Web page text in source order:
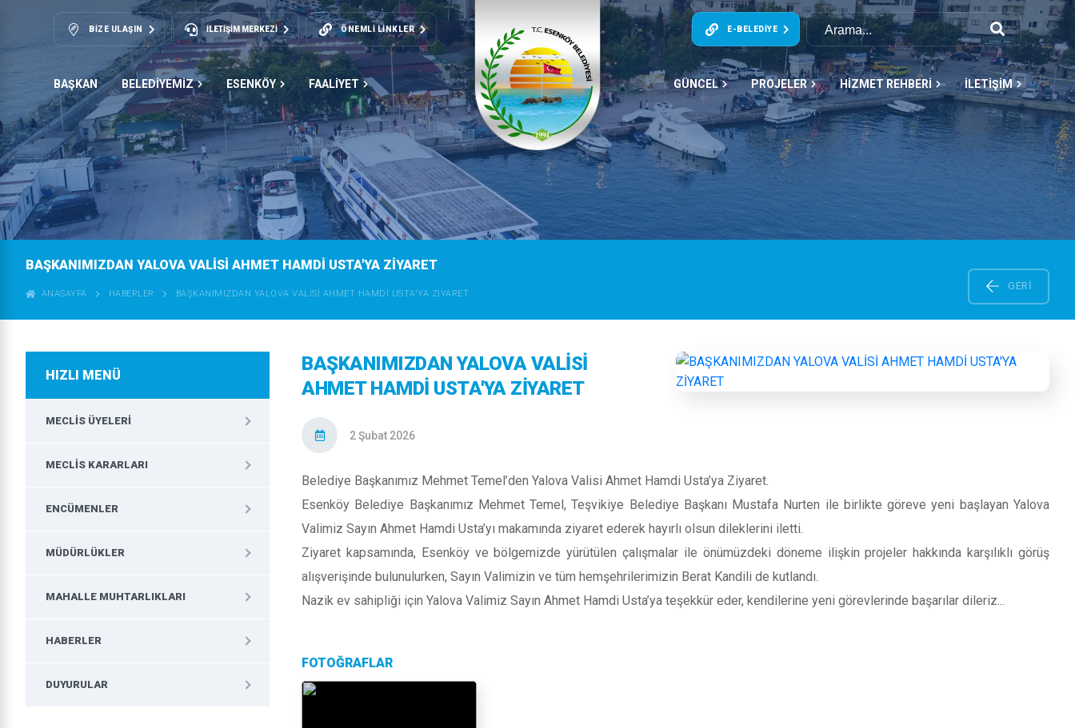
BIZE ULAŞIN İLETİŞİM MERKEZİ ÖNEMLI LINKLER E-BELEDIYE
BAŞKAN BELEDİYEMİZ ESENKÖY FAALİYET GÜNCEL PROJELER HİZMET REHBERİ İLETİŞİM
BAŞKANIMIZDAN YALOVA VALİSİ AHMET HAMDİ USTA'YA ZİYARET
ANASAYFA HABERLER BAŞKANIMIZDAN YALOVA VALİSİ AHMET HAMDİ USTA'YA ZİYARET
GERI
BAŞKANIMIZDAN YALOVA VALİSİ
AHMET HAMDİ USTA'YA ZİYARET
2 Şubat 2026
Belediye Başkanımız Mehmet Temel’den Yalova Valisi Ahmet Hamdi Usta’ya Ziyaret.
Esenköy Belediye Başkanımız Mehmet Temel, Teşvikiye Belediye Başkanı Mustafa Nurten ile birlikte göreve yeni başlayan Yalova
Valimiz Sayın Ahmet Hamdi Usta’yı makamında ziyaret ederek hayırlı olsun dileklerini iletti.
Ziyaret kapsamında, Esenköy ve bölgemizde yürütülen çalışmalar ile önümüzdeki döneme ilişkin projeler hakkında karşılıklı görüş
alışverişinde bulunulurken, Sayın Valimizin ve tüm hemşehrilerimizin Berat Kandili de kutlandı.
Nazik ev sahipliği için Yalova Valimiz Sayın Ahmet Hamdi Usta’ya teşekkür eder, kendilerine yeni görevlerinde başarılar dileriz...
FOTOĞRAFLAR
HIZLI MENÜ
MECLIS ÜYELERI
MECLIS KARARLARI
ENCÜMENLER
MÜDÜRLÜKLER
MAHALLE MUHTARLIKLARI
HABERLER
DUYURULAR